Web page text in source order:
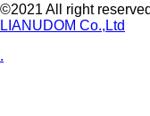
©2021 All right
LIANUDOM Co.,Ltd
.